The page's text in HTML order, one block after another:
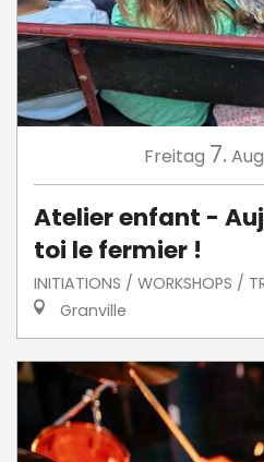
Freitag 7. Aug
Atelier enfant -
toi le fermier !
INITIATIONS / WORKSHOPS /
Granville